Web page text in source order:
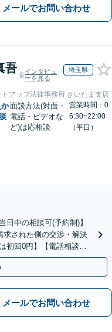
メールでお問い合わせ
吾
インタビュ
ーを見る
埼玉県
アップ法律事務所 さいたま支店
か面談方法(対面・
電話・ビデオな
ど)は応相談
営業時間：0
6:30~22:00
（平日）
日中の相談可(予約制)】
求された側の交渉・解決
初回0円】【電話相談で
メールでお問い合わせ